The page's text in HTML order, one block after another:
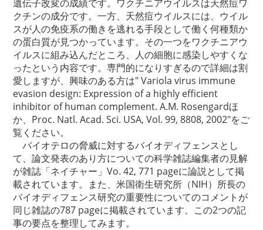
遺伝子改変の成績です。ワクチニアウイルスは天然痘ワ
クチンの成分です。一方、天然痘ウイルスには、ウイル
スが人の免疫系の働きを逃れる手段として働く何種類か
の蛋白質が見つかっています。その一つをワクチニアウ
イルスに組み込んだところ、人の細胞に感染しやすくな
ったという内容です。専門的になりすぎるので詳細は割
愛しますが、興味のある方は" Variola virus immune
evasion design: Expression of a highly efficient
inhibitor of human complement. A.M. Rosengardほ
か、Proc. Natl. Acad. Sci. USA, Vol. 99, 8808, 2002"をご
覧ください。
バイオテロの脅威に対するバイオディフェンスとし
て、論文発表のあり方についての科学雑誌編集者の見解
が雑誌「ネイチャー」Vo. 42, 771 pageに論説として掲
載されています。また、米国衛生研究所（NIH）所長の
バイオディフェンス研究の重要性についてのコメントが
同じ雑誌の787 pageに掲載されています。この2つの記
事の要点を整理してみます。